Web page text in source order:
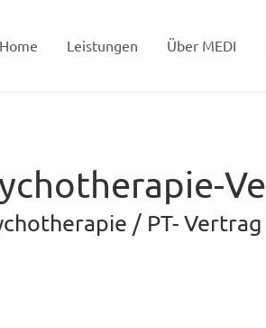
Home Leistungen Über MEDI
/ PT- Vertrag